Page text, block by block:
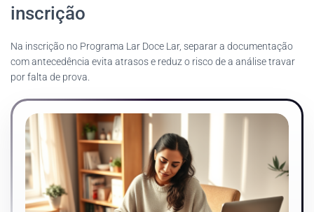
inscrição
Na inscrição no Programa Lar Doce Lar, separar a documentação
com antecedência evita atrasos e reduz o risco de a análise travar
por falta de prova.